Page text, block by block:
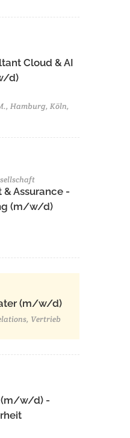
Cloud & AI
d)​
Hamburg, Köln,
Assurance -
(m/w/d)
(m/w/d)
Vertrieb
(m/w/d) -